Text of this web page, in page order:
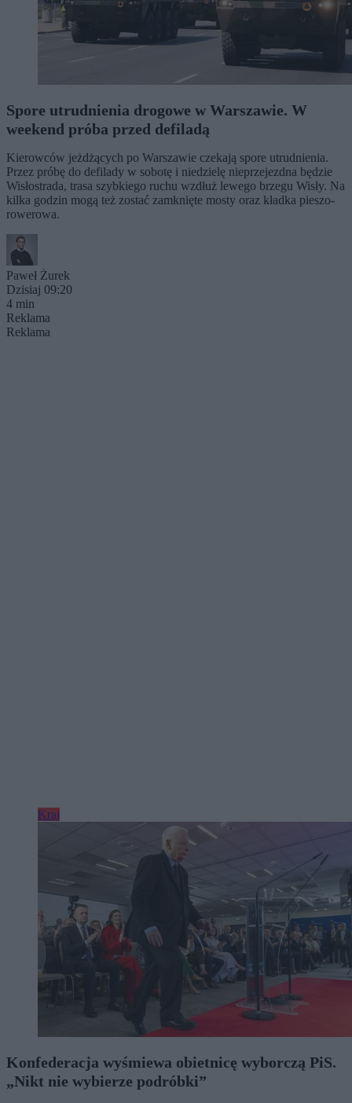
Spore utrudnienia drogowe w Warszawie. W
weekend próba przed defiladą
Kierowców jeżdżących po Warszawie czekają spore utrudnienia.
Przez próbę do defilady w sobotę i niedzielę nieprzejezdna będzie
Wisłostrada, trasa szybkiego ruchu wzdłuż lewego brzegu Wisły. Na
kilka godzin mogą też zostać zamknięte mosty oraz kładka pieszo-
rowerowa.
Paweł Żurek
Dzisiaj 09:20
4 min
Reklama
Reklama
Kraj
Konfederacja wyśmiewa obietnicę wyborczą PiS.
„Nikt nie wybierze podróbki”